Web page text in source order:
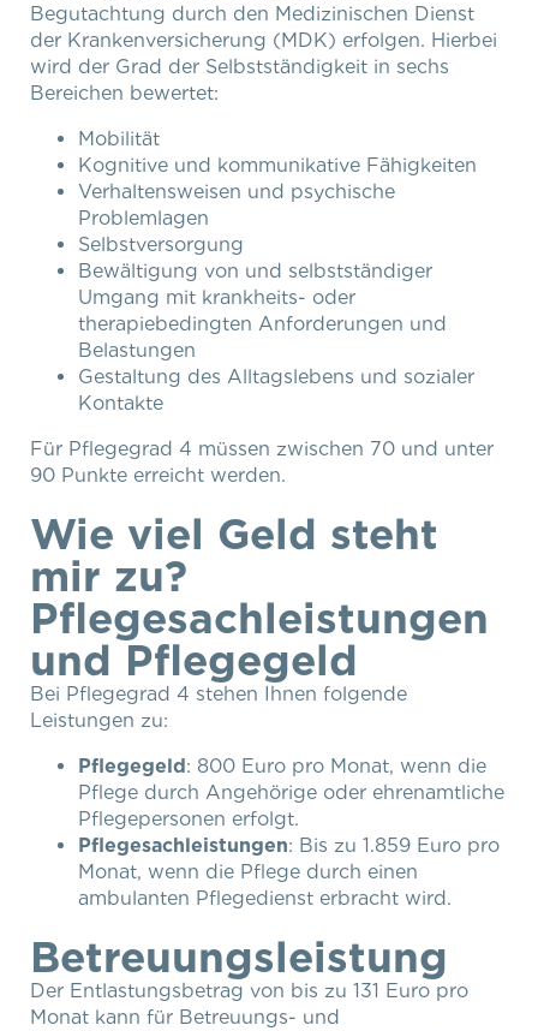
Begutachtung durch den Medizinischen Dienst
der Krankenversicherung (MDK) erfolgen. Hierbei
wird der Grad der Selbstständigkeit in sechs
Bereichen bewertet:
Mobilität
Kognitive und kommunikative Fähigkeiten
Verhaltensweisen und psychische
Problemlagen
Selbstversorgung
Bewältigung von und selbstständiger
Umgang mit krankheits- oder
therapiebedingten Anforderungen und
Belastungen
Gestaltung des Alltagslebens und sozialer
Kontakte
Für Pflegegrad 4 müssen zwischen 70 und unter
90 Punkte erreicht werden.
Wie viel Geld steht
mir zu?
Pflegesachleistungen
und Pflegegeld
Bei Pflegegrad 4 stehen Ihnen folgende
Leistungen zu:
Pflegegeld: 800 Euro pro Monat, wenn die
Pflege durch Angehörige oder ehrenamtliche
Pflegepersonen erfolgt.
Pflegesachleistungen: Bis zu 1.859 Euro pro
Monat, wenn die Pflege durch einen
ambulanten Pflegedienst erbracht wird.
Betreuungsleistung
Der Entlastungsbetrag von bis zu 131 Euro pro
Monat kann für Betreuungs- und